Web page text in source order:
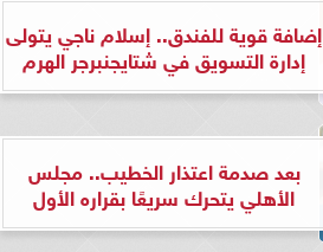
إضافة قوية للفندق.. إسلام ناجي يتولى
إدارة التسويق في شتايجنبرجر الهرم
بعد صدمة اعتذار الخطيب.. مجلس
الأهلي يتحرك سريعًا بقراره الأول